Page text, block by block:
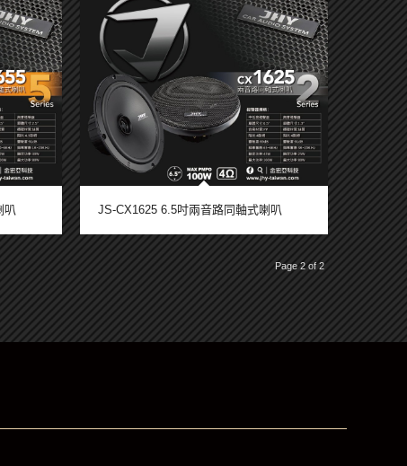
叭 JS-CX1625 6.5吋兩音路同軸式喇叭
Page 2 of 2